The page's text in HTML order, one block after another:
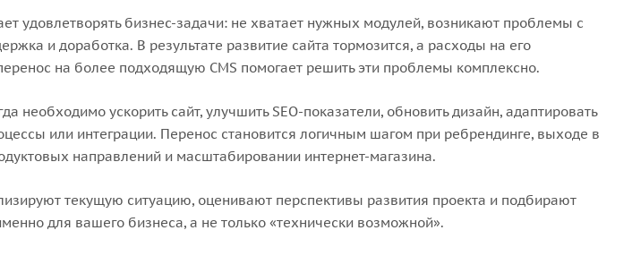
удовлетворять бизнес-задачи: не хватает нужных модулей, возникают проблемы с
и доработка. В результате развитие сайта тормозится, а расходы на его
на более подходящую CMS помогает решить эти проблемы комплексно.
необходимо ускорить сайт, улучшить SEO-показатели, обновить дизайн, адаптировать
или интеграции. Перенос становится логичным шагом при ребрендинге, выходе в
направлений и масштабировании интернет-магазина.
текущую ситуацию, оценивают перспективы развития проекта и подбирают
для вашего бизнеса, а не только «технически возможной».